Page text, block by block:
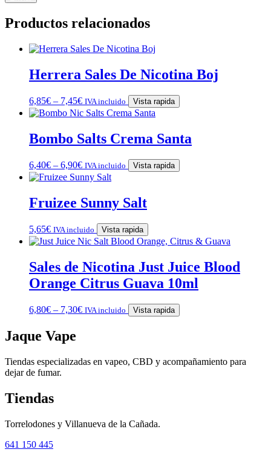
Productos relacionados
Herrera Sales De Nicotina Boj
6,85€ – 7,45€ IVA incluido Vista rapida
Bombo Salts Crema Santa
6,40€ – 6,90€ IVA incluido Vista rapida
Fruizee Sunny Salt
5,65€ IVA incluido Vista rapida
Sales de Nicotina Just Juice Blood
Orange Citrus Guava 10ml
6,80€ – 7,30€ IVA incluido Vista rapida
Jaque Vape
Tiendas especializadas en vapeo, CBD y acompañamiento para
dejar de fumar.
Tiendas
Torrelodones y Villanueva de la Cañada.
641 150 445